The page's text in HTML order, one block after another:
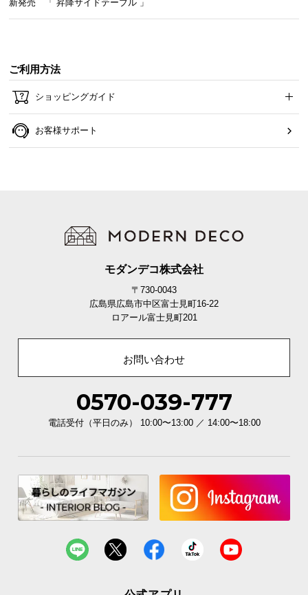
約74g
新発売 「 昇降サイドテーブル 」
ご利用方法
ショッピングガイド
お客様サポート
モダンデコ株式会社
〒730-0043
広島県広島市中区富士見町16-22
ロアール富士見町201
お問い合わせ
0570-039-777
電話受付（平日のみ） 10:00〜13:00 ／ 14:00〜18:00